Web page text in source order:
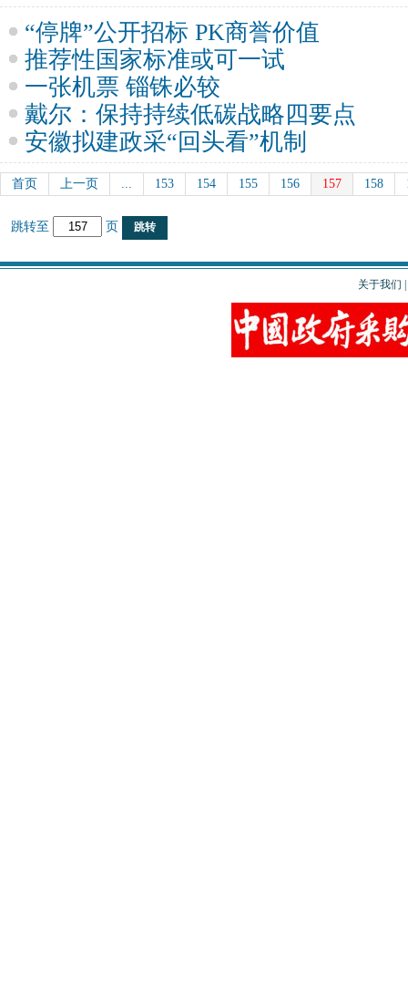
“停牌”公开招标 PK商誉价值
推荐性国家标准或可一试
一张机票 锱铢必较
戴尔：保持持续低碳战略四要点
安徽拟建政采“回头看”机制
首页 上一页 ... 153 154 155 156 157 158
跳转至 页
关于我们